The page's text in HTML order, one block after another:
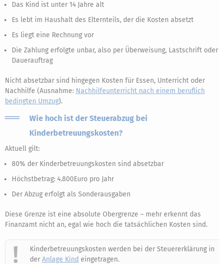
Das Kind ist unter 14 Jahre alt
Es lebt im Haushalt des Elternteils, der die Kosten absetzt
Es liegt eine Rechnung vor
Die Zahlung erfolgte unbar, also per Überweisung, Lastschrift oder
Dauerauftrag
Nicht absetzbar sind hingegen Kosten für Essen, Unterricht oder
Nachhilfe (Ausnahme: Nachhilfeunterricht nach einem beruflich
bedingten Umzug).
Wie hoch ist der Steuerabzug bei
Kinderbetreuungskosten?
Aktuell gilt:
80% der Kinderbetreuungskosten sind absetzbar
Höchstbetrag: 4.800Euro pro Jahr
Der Abzug erfolgt als Sonderausgaben
Diese Grenze ist eine absolute Obergrenze – mehr erkennt das
Finanzamt nicht an, egal wie hoch die tatsächlichen Kosten sind.
Kinderbetreuungskosten werden bei der Steuererklärung in
der Anlage Kind eingetragen.